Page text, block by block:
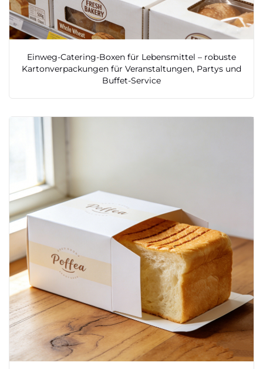
Einweg-Catering-Boxen für Lebensmittel – robuste
Kartonverpackungen für Veranstaltungen, Partys und
Buffet-Service